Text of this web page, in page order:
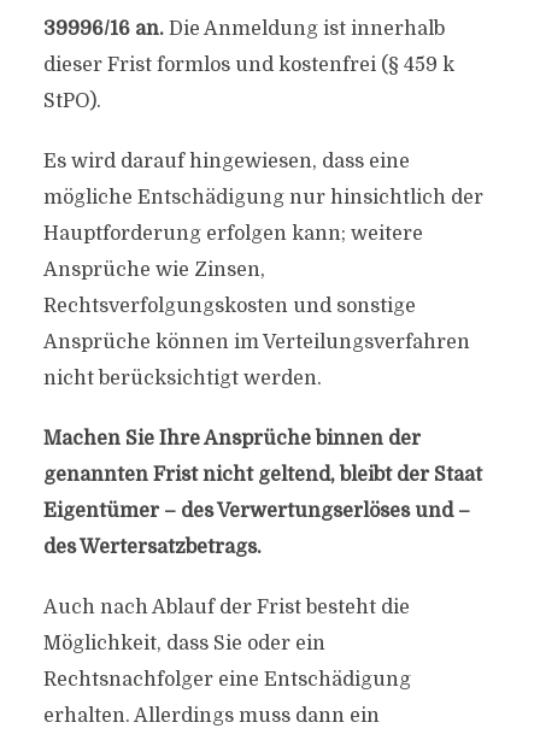
39996/16 an. Die Anmeldung ist innerhalb
dieser Frist formlos und kostenfrei (§ 459 k
StPO).
Es wird darauf hingewiesen, dass eine
mögliche Entschädigung nur hinsichtlich der
Hauptforderung erfolgen kann; weitere
Ansprüche wie Zinsen,
Rechtsverfolgungskosten und sonstige
Ansprüche können im Verteilungsverfahren
nicht berücksichtigt werden.
Machen Sie Ihre Ansprüche binnen der
genannten Frist nicht geltend, bleibt der Staat
Eigentümer – des Verwertungserlöses und –
des Wertersatzbetrags.
Auch nach Ablauf der Frist besteht die
Möglichkeit, dass Sie oder ein
Rechtsnachfolger eine Entschädigung
erhalten. Allerdings muss dann ein